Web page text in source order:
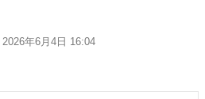
2026年6月4日 16:04